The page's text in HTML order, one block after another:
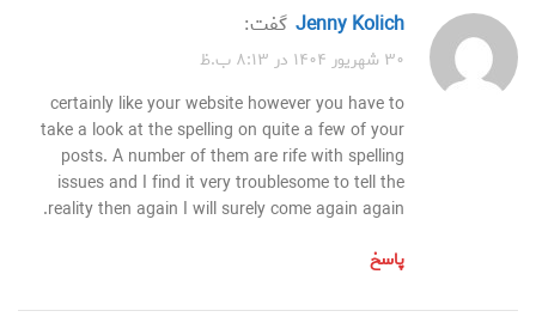
Jenny Kolich گفت:
۳۰ شهریور ۱۴۰۴ در ۸:۱۳ ب.ظ
certainly like your website however you have to
take a look at the spelling on quite a few of your
posts. A number of them are rife with spelling
issues and I find it very troublesome to tell the
reality then again I will surely come again again.
پاسخ